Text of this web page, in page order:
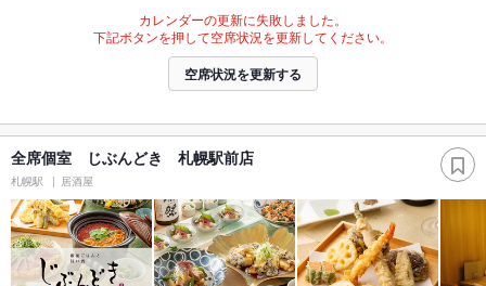
カレンダーの更新に失敗しました。
下記ボタンを押して空席状況を更新してください。
空席状況を更新する
全席個室 じぶんどき 札幌駅前店
札幌駅 居酒屋